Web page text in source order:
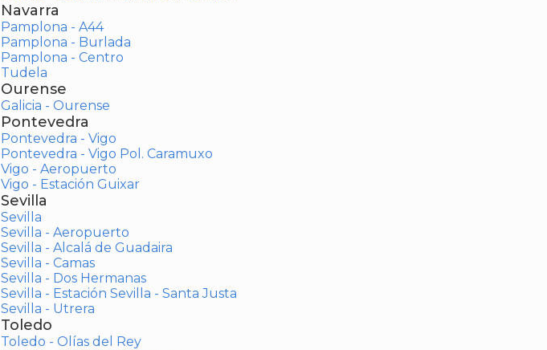
Navarra
Pamplona - A44
Pamplona - Burlada
Pamplona - Centro
Tudela
Ourense
Galicia - Ourense
Pontevedra
Pontevedra - Vigo
Pontevedra - Vigo Pol. Caramuxo
Vigo - Aeropuerto
Vigo - Estación Guixar
Sevilla
Sevilla
Sevilla - Aeropuerto
Sevilla - Alcalá de Guadaira
Sevilla - Camas
Sevilla - Dos Hermanas
Sevilla - Estación Sevilla - Santa Justa
Sevilla - Utrera
Toledo
Toledo - Olías del Rey